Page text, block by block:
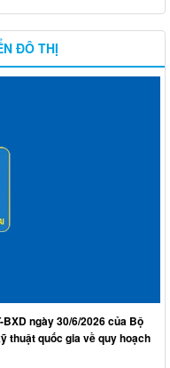
ĐÔ THỊ
ngày 30/6/2026 của Bộ
thuật quốc gia về quy hoạch